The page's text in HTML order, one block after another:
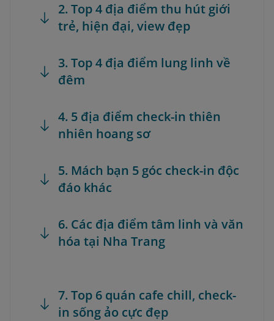
2. Top 4 địa điểm thu hút giới
trẻ, hiện đại, view đẹp
3. Top 4 địa điểm lung linh về
đêm
4. 5 địa điểm check-in thiên
nhiên hoang sơ
5. Mách bạn 5 góc check-in độc
đáo khác
6. Các địa điểm tâm linh và văn
hóa tại Nha Trang
7. Top 6 quán cafe chill, check-
in sống ảo cực đẹp